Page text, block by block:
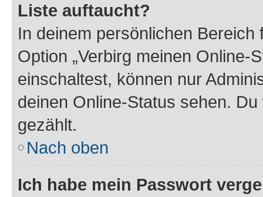
Liste auftaucht?
In deinem persönlichen
Option „Verbirg meinen Online-
einschaltest, können nur
deinen Online-Status sehen.
gezählt.
Nach oben
Ich habe mein Passwort